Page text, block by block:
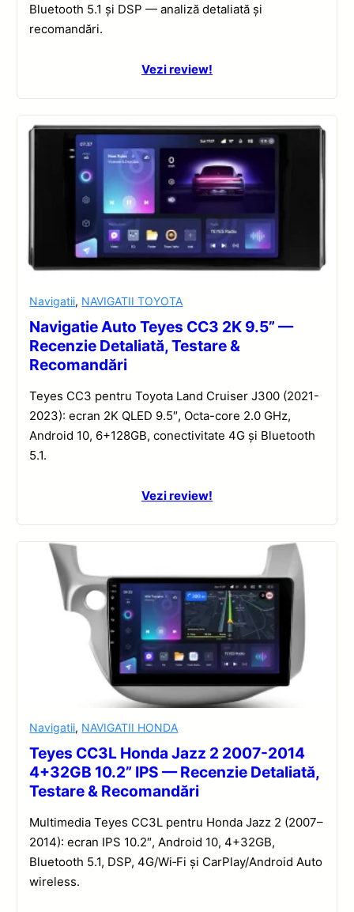
Bluetooth 5.1 și DSP — analiză detaliată și
recomandări.
Vezi review!
Navigatii, NAVIGATII TOYOTA
Navigatie Auto Teyes CC3 2K 9.5” —
Recenzie Detaliată, Testare &
Recomandări
Teyes CC3 pentru Toyota Land Cruiser J300 (2021-
2023): ecran 2K QLED 9.5″, Octa-core 2.0 GHz,
Android 10, 6+128GB, conectivitate 4G și Bluetooth
5.1.
Vezi review!
Navigatii, NAVIGATII HONDA
Teyes CC3L Honda Jazz 2 2007-2014
4+32GB 10.2” IPS — Recenzie Detaliată,
Testare & Recomandări
Multimedia Teyes CC3L pentru Honda Jazz 2 (2007–
2014): ecran IPS 10.2″, Android 10, 4+32GB,
Bluetooth 5.1, DSP, 4G/Wi‑Fi și CarPlay/Android Auto
wireless.